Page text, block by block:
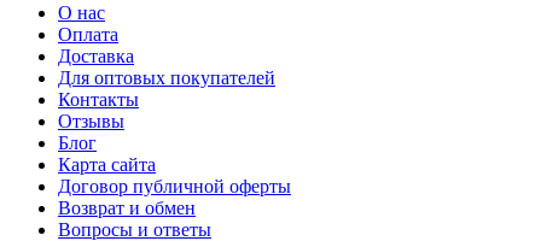
О нас
Оплата
Доставка
Для оптовых покупателей
Контакты
Отзывы
Блог
Карта сайта
Договор публичной оферты
Возврат и обмен
Вопросы и ответы